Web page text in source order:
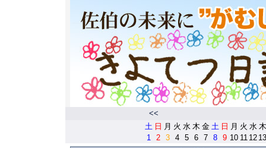
<<
土 日 月 火 水 木 金 土 日 月 火 水 木
1
2 3 4 5 6 7 8 9 10 11 12 13